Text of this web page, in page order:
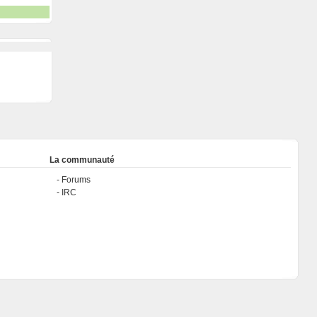
La communauté
Forums
IRC